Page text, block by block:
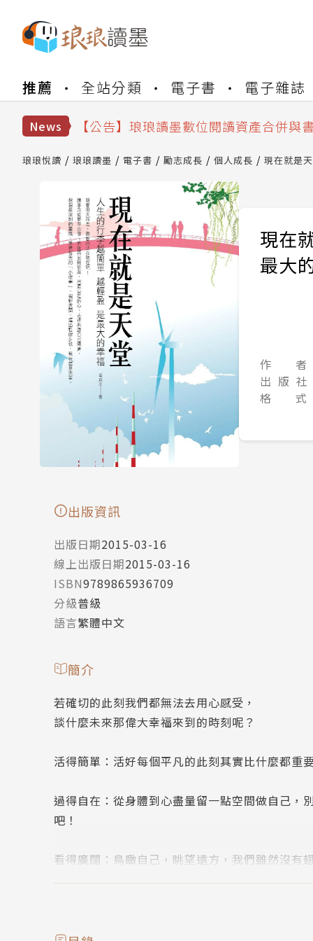
推薦 全站分類 電子書 電子雜誌
News
【公告】琅琅書店服務升級重要說明及
【公告】因 Readmoo 讀墨系統維護中
【公告】琅琅讀墨書櫃開通常見問題
【公告】琅琅書店服務升級重要說明及
【公告】因 Readmoo 讀墨系統維護中
琅琅悅讀 琅琅讀墨 電子書 勵志成長 個人成長 現在就是
現在
最大
作 者
出 版 社
格 式
出版資訊
出版日期2015-03-16
線上出版日期2015-03-16
ISBN9789865936709
分級普級
語言繁體中文
簡介
若確切的此刻我們都無法去用心感受，
談什麼未來那偉大幸福來到的時刻呢？
活得簡單：活好每個平凡的此刻其實比什麼都重
過得自在：從身體到心盡量留一點空間做自己，
吧！
看得廣闊：鳥瞰自己，眺望遠方，我們雖然沒有
品味深刻：即使是專家的意見，也不會變成自